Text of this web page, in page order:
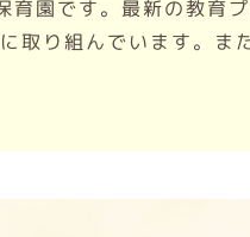
園です。最新の教育
取り組んでいます。ま